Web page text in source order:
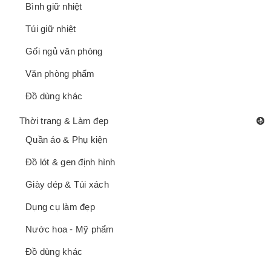
Bình giữ nhiệt
Túi giữ nhiệt
Gối ngủ văn phòng
Văn phòng phẩm
Đồ dùng khác
Thời trang & Làm đẹp
Quần áo & Phụ kiện
Đồ lót & gen định hình
Giày dép & Túi xách
Dụng cụ làm đẹp
Nước hoa - Mỹ phẩm
Đồ dùng khác